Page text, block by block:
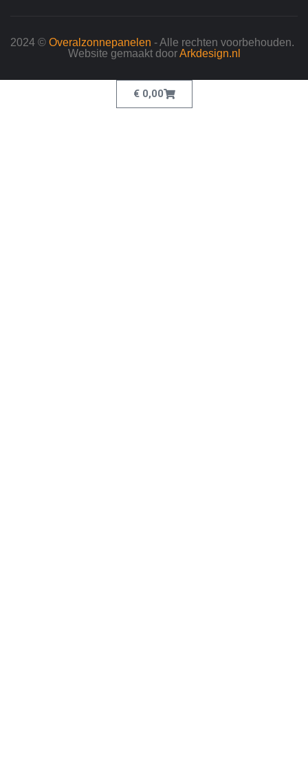
2024 © Overalzonnepanelen - Alle rechten voorbehouden.
Website gemaakt doorArkdesign.nl
€0,00